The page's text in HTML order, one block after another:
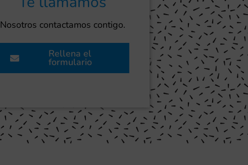
Nosotros contactamos contigo.
Rellena el
formulario